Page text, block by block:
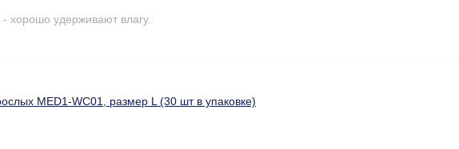
хорошо удерживают влагу.
MED1-WC01, размер L (30 шт в упаковке)